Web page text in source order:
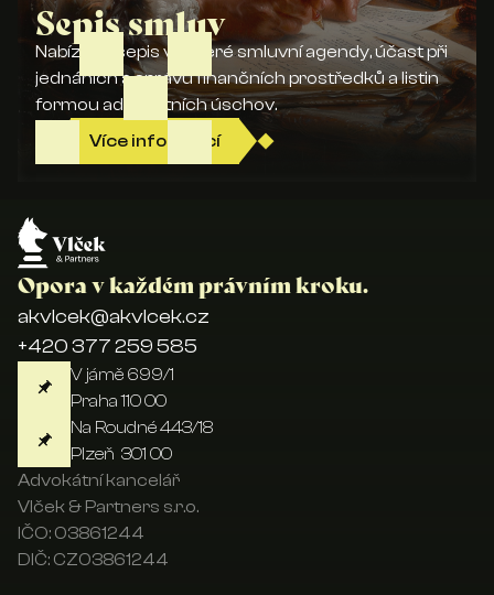
Sepis smluv
Nabízíme sepis veškeré smluvní agendy, účast při
jednáních a správu finančních prostředků a listin
formou advokátních úschov.
Více informací
Opora v každém právním kroku.
akvlcek@akvlcek.cz
+420 377 259 585
V jámě 699/1
Praha 110 00
Na Roudné 443/18
Plzeň 301 00
Advokátní kancelář
Vlček & Partners s.r.o.
IČO: 03861244
DIČ: CZ03861244